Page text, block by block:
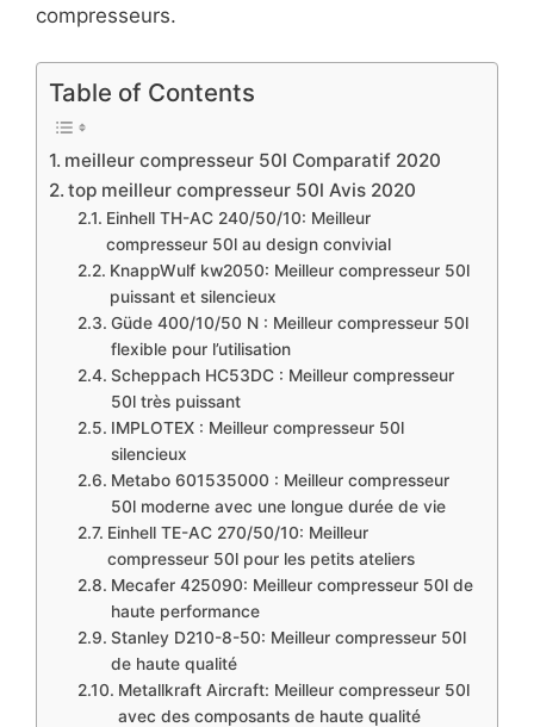
compresseurs.
Table of Contents
meilleur compresseur 50l Comparatif 2020
top meilleur compresseur 50l Avis 2020
​Einhell TH-AC 240/50/10: Meilleur
compresseur 50l au design convivial
​KnappWulf kw2050: Meilleur compresseur 50l
puissant et silencieux
Güde 400/10/50 N : Meilleur compresseur 50l
flexible pour l’utilisation
Scheppach HC53DC : Meilleur compresseur
50l très puissant
IMPLOTEX : Meilleur compresseur 50l
silencieux
Metabo 601535000 : Meilleur compresseur
50l moderne avec une longue durée de vie
Einhell TE-AC 270/50/10: Meilleur
compresseur 50l pour les petits ateliers
Mecafer 425090: Meilleur compresseur 50l de
haute performance
Stanley D210-8-50: Meilleur compresseur 50l
de haute qualité
Metallkraft Aircraft: Meilleur compresseur 50l
avec des composants de haute qualité